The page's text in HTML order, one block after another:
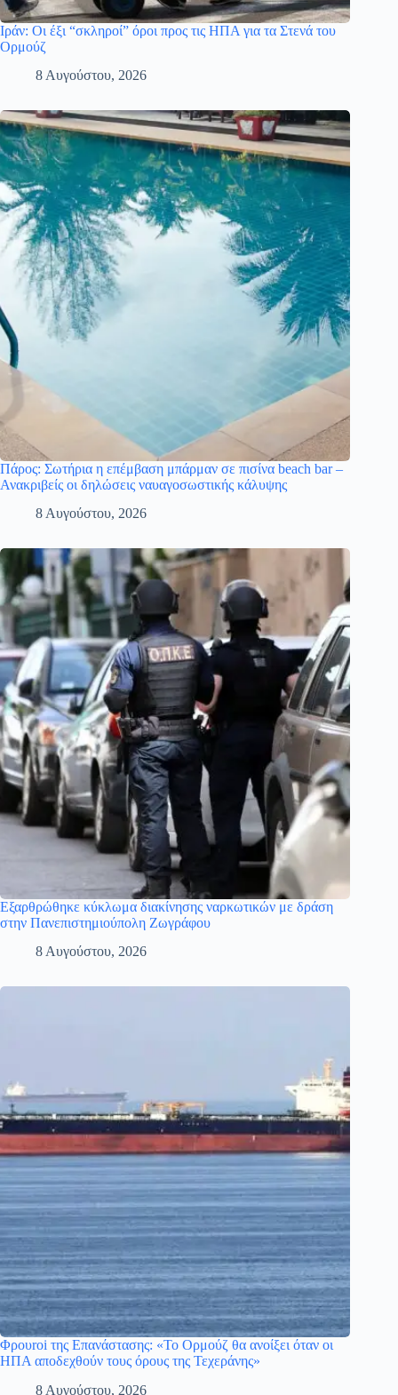
Ιράν: Οι έξι “σκληροί” όροι προς τις ΗΠΑ για τα Στενά του
Ορμούζ
8 Αυγούστου, 2026
Πάρος: Σωτήρια η επέμβαση μπάρμαν σε πισίνα beach bar –
Ανακριβείς οι δηλώσεις ναυαγοσωστικής κάλυψης
8 Αυγούστου, 2026
Εξαρθρώθηκε κύκλωμα διακίνησης ναρκωτικών με δράση
στην Πανεπιστημιούπολη Ζωγράφου
8 Αυγούστου, 2026
Φρουroi της Επανάστασης: «Το Ορμούζ θα ανοίξει όταν οι
ΗΠΑ αποδεχθούν τους όρους της Τεχεράνης»
8 Αυγούστου, 2026